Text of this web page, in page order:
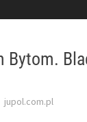
Bytom.
jupol.com.pl